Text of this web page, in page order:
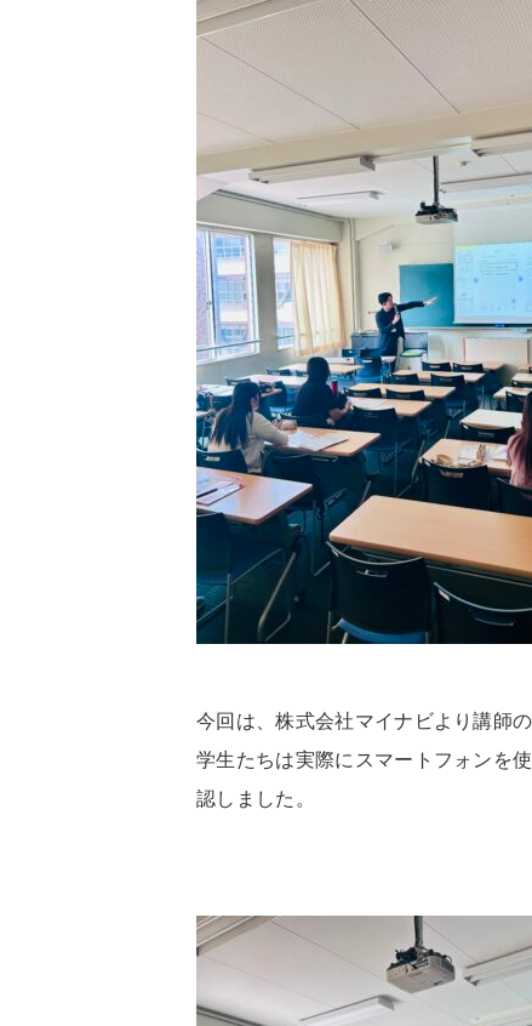
今回は、株式会社マイナビより講師
学生たちは実際にスマートフォンを
認しました。